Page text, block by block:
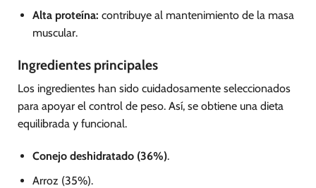
Alta proteína: contribuye al mantenimiento de la masa
muscular.
Ingredientes principales
Los ingredientes han sido cuidadosamente seleccionados
para apoyar el control de peso. Así, se obtiene una dieta
equilibrada y funcional.
Conejo deshidratado (36%).
Arroz (35%).